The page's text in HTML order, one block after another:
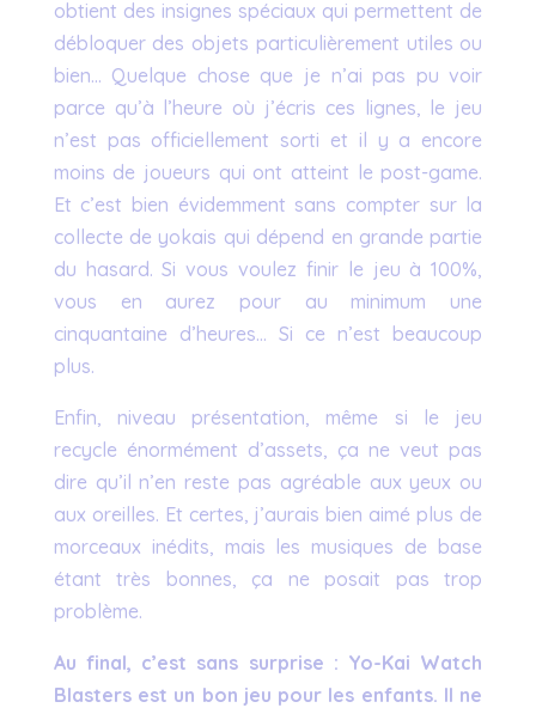
obtient des insignes spéciaux qui permettent de
débloquer des objets particulièrement utiles ou
bien… Quelque chose que je n’ai pas pu voir
parce qu’à l’heure où j’écris ces lignes, le jeu
n’est pas officiellement sorti et il y a encore
moins de joueurs qui ont atteint le post-game.
Et c’est bien évidemment sans compter sur la
collecte de yokais qui dépend en grande partie
du hasard. Si vous voulez finir le jeu à 100%,
vous en aurez pour au minimum une
cinquantaine d’heures… Si ce n’est beaucoup
plus.
Enfin, niveau présentation, même si le jeu
recycle énormément d’assets, ça ne veut pas
dire qu’il n’en reste pas agréable aux yeux ou
aux oreilles. Et certes, j’aurais bien aimé plus de
morceaux inédits, mais les musiques de base
étant très bonnes, ça ne posait pas trop
problème.
Au final, c’est sans surprise : Yo-Kai Watch
Blasters est un bon jeu pour les enfants. Il ne